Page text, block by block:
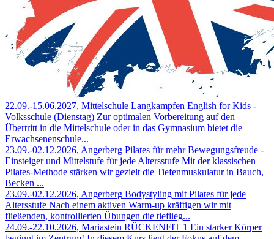
22.09.-15.06.2027, Mittelschule Langkampfen English for Kids -
Volksschule (Dienstag) Zur optimalen Vorbereitung auf den
Übertritt in die Mittelschule oder in das Gymnasium bietet die
Erwachsenenschule...
23.09.-02.12.2026, Angerberg Pilates für mehr Bewegungsfreude -
Einsteiger und Mittelstufe für jede Altersstufe Mit der klassischen
Pilates-Methode stärken wir gezielt die Tiefenmuskulatur in Bauch,
Becken ...
23.09.-02.12.2026, Angerberg Bodystyling mit Pilates für jede
Altersstufe Nach einem aktiven Warm-up kräftigen wir mit
fließenden, kontrollierten Übungen die tieflieg...
24.09.-22.10.2026, Mariastein RÜCKENFIT 1 Ein starker Körper